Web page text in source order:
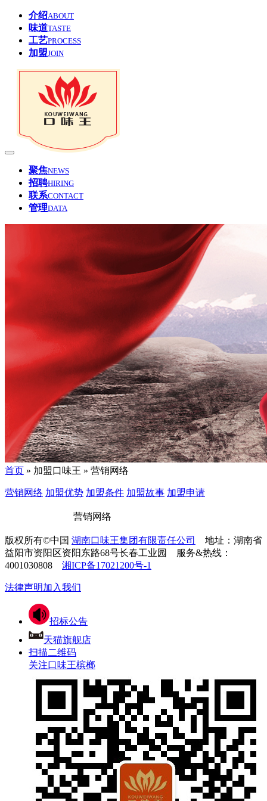
介绍ABOUT
味道TASTE
工艺PROCESS
加盟JOIN
聚焦NEWS
招聘HIRING
联系CONTACT
管理DATA
首页 » 加盟口味王 » 营销网络
营销网络 加盟优势 加盟条件 加盟故事 加盟申请
营销网络
版权所有©中国 湖南口味王集团有限责任公司
地址：湖南省
益阳市资阳区资阳东路68号长春工业园
服务&热线：
4001030808 湘ICP备17021200号-1
法律声明加入我们
招标公告
天猫旗舰店
扫描二维码
关注口味王槟榔